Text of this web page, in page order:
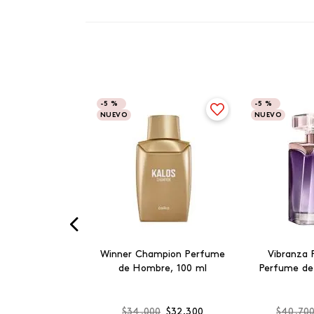
-5 %
NUEVO
Winner Champion Perfume
de Hombre, 100 ml
-5 %
NUEVO
Vibranza
Perfume